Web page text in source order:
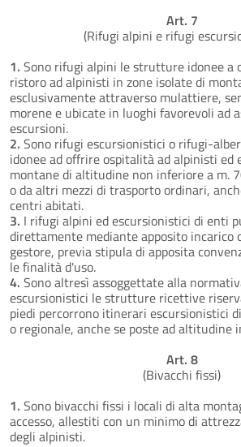
Art. 7
(Rifugi alpini e rifugi
1. Sono rifugi alpini le strutture idonee a
ristoro ad alpinisti in zone isolate di
esclusivamente attraverso mulattiere,
morene e ubicate in luoghi favorevoli ad
escursioni.
2. Sono rifugi escursionistici o rifugi-
idonee ad offrire ospitalità ad alpinisti ed
montane di altitudine non inferiore a m.
o da altri mezzi di trasporto ordinari,
centri abitati.
3. I rifugi alpini ed escursionistici di enti
direttamente mediante apposito incarico
gestore, previa stipula di apposita
le finalità d'uso.
4. Sono altresì assoggettate alla
escursionistici le strutture ricettive
piedi percorrono itinerari escursionistici
o regionale, anche se poste ad altitudine
Art. 8
(Bivacchi fissi)
1. Sono bivacchi fissi i locali di alta
accesso, allestiti con un minimo di
degli alpinisti.